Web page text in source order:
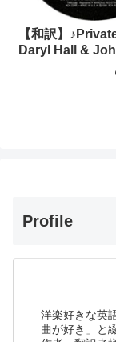
【和訳】
Daryl Hall &
Profile
洋楽好きな英
曲が好き」と